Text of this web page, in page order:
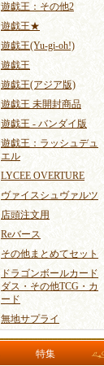
遊戯王：その他2
遊戯王★
遊戯王(Yu-gi-oh!)
遊戯王
遊戯王(アジア版)
遊戯王 未開封商品
遊戯王 - バンダイ版
遊戯王：ラッシュデュ
エル
LYCEE OVERTURE
ヴァイスシュヴァルツ
店頭注文用
Reバース
その他まとめてセット
ドラゴンボールカード
ダス・その他TCG・カ
ード
無地サプライ
特集